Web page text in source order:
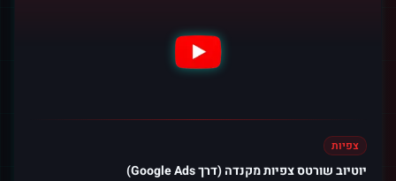
צפיות
יוטיוב שורטס צפיות מקנדה (דרך Google Ads)